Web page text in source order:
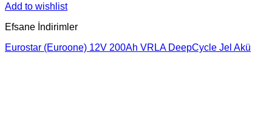
Add to wishlist
Efsane İndirimler
Eurostar (Euroone) 12V 200Ah VRLA DeepCycle Jel Akü